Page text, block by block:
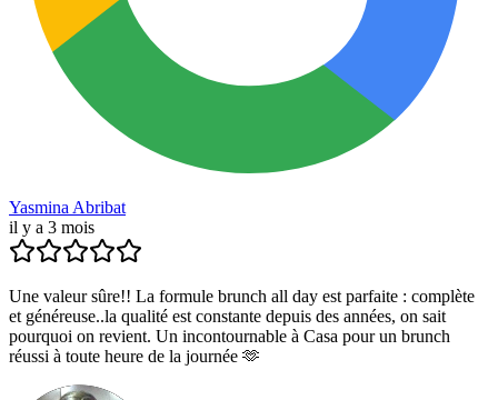
Yasmina Abribat
il y a 3 mois
Une valeur sûre!! La formule brunch all day est parfaite : complète
et généreuse..la qualité est constante depuis des années, on sait
pourquoi on revient. Un incontournable à Casa pour un brunch
réussi à toute heure de la journée 🫶